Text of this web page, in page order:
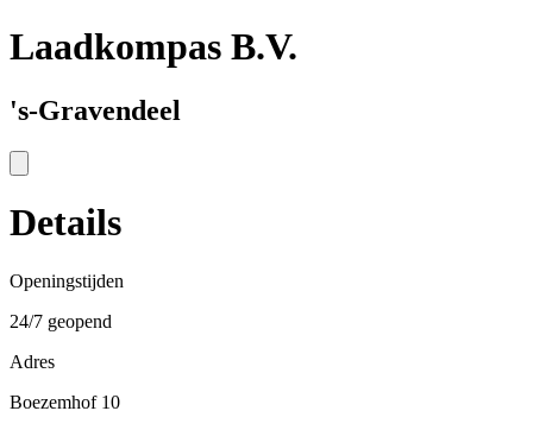
Laadkompas B.V.
's-Gravendeel
Details
Openingstijden
24/7 geopend
Adres
Boezemhof 10